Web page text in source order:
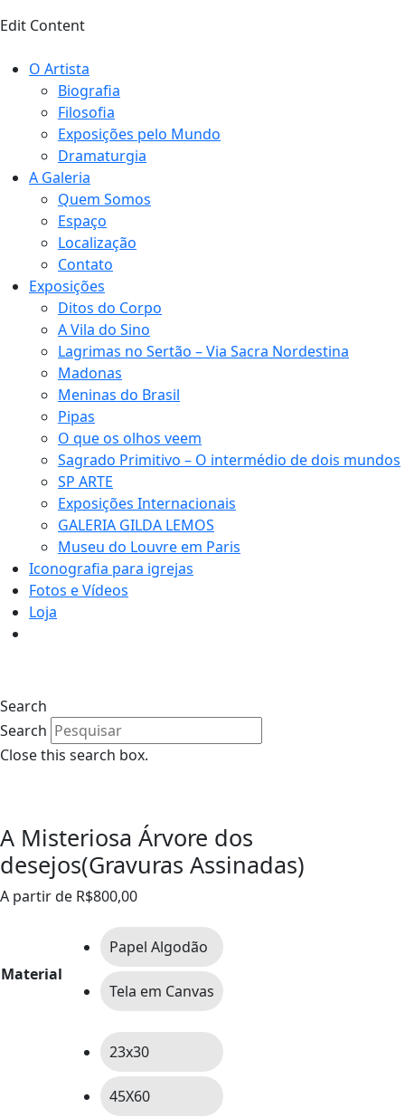
Edit Content
O Artista
Biografia
Filosofia
Exposições pelo Mundo
Dramaturgia
A Galeria
Quem Somos
Espaço
Localização
Contato
Exposições
Ditos do Corpo
A Vila do Sino
Lagrimas no Sertão – Via Sacra Nordestina
Madonas
Meninas do Brasil
Pipas
O que os olhos veem
Sagrado Primitivo – O intermédio de dois mundos
SP ARTE
Exposições Internacionais
GALERIA GILDA LEMOS
Museu do Louvre em Paris
Iconografia para igrejas
Fotos e Vídeos
Loja
Search
Search
Close this search box.
A Misteriosa Árvore dos
desejos(Gravuras Assinadas)
A partir de R$800,00
Material
Papel Algodão
Tela em Canvas
23x30
45X60